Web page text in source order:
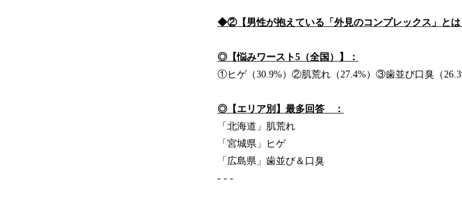
◆②【男性が抱えている「外見のコンプレックス」とは
◎【悩みワースト5（全国）】：
①ヒゲ（30.9%）②肌荒れ（27.4%）③歯並び口臭（
◎【エリア別】最多回答 ：
「北海道」肌荒れ
「宮城県」ヒゲ
「広島県」歯並び＆口臭
- - -